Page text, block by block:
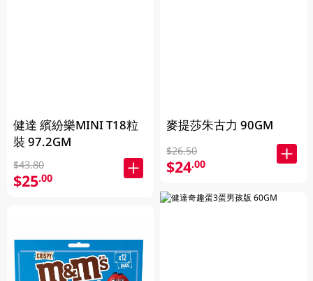
健達 繽紛樂MINI T18粒
裝 97.2GM
$43.80
$25.00
麥提莎朱古力 90GM
$26.50
$24.00